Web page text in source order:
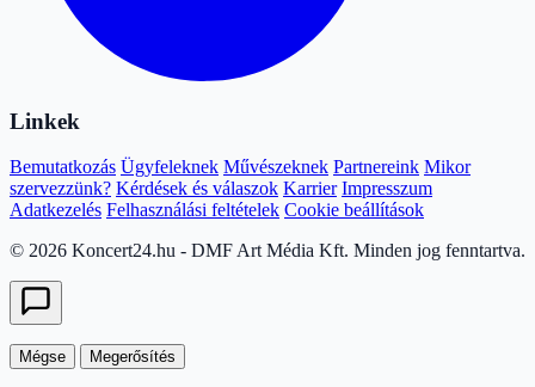
Linkek
Bemutatkozás Ügyfeleknek Művészeknek Partnereink Mikor
szervezzünk? Kérdések és válaszok Karrier Impresszum
Adatkezelés Felhasználási feltételek Cookie beállítások
© 2026 Koncert24.hu - DMF Art Média Kft. Minden jog fenntartva.
Mégse Megerősítés